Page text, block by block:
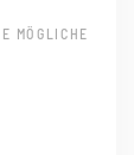
MÖGLICHE